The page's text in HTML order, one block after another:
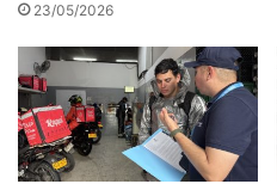
23/05/2026